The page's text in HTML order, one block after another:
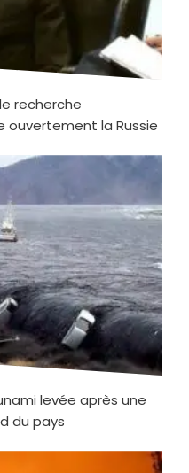
recherche
ouvertement la Russie
levée après une
du pays